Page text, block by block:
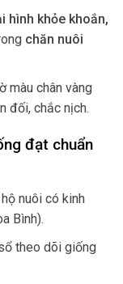
hình khỏe khoắn,
chăn nuôi
màu chân vàng
đối, chắc nịch.
đạt chuẩn
nuôi có kinh
Bình).
theo dõi giống